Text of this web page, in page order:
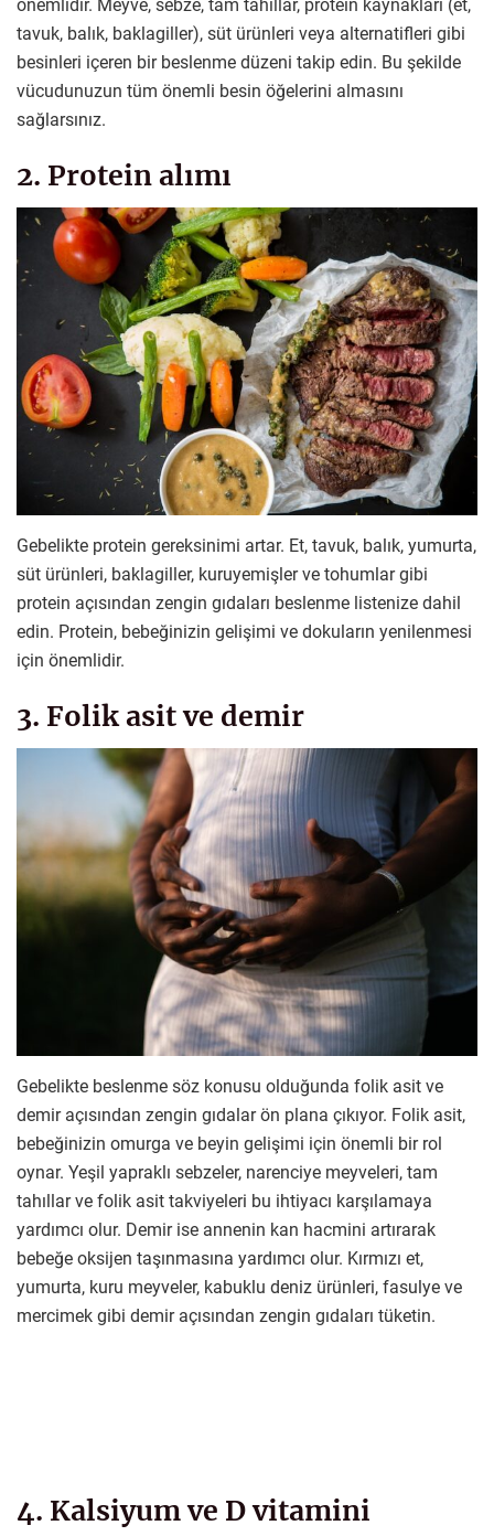
önemlidir. Meyve, sebze, tam tahıllar, protein kaynakları (et,
tavuk, balık, baklagiller), süt ürünleri veya alternatifleri gibi
besinleri içeren bir beslenme düzeni takip edin. Bu şekilde
vücudunuzun tüm önemli besin öğelerini almasını
sağlarsınız.
2. Protein alımı
Gebelikte protein gereksinimi artar. Et, tavuk, balık, yumurta,
süt ürünleri, baklagiller, kuruyemişler ve tohumlar gibi
protein açısından zengin gıdaları beslenme listenize dahil
edin. Protein, bebeğinizin gelişimi ve dokuların yenilenmesi
için önemlidir.
3. Folik asit ve demir
Gebelikte beslenme söz konusu olduğunda folik asit ve
demir açısından zengin gıdalar ön plana çıkıyor. Folik asit,
bebeğinizin omurga ve beyin gelişimi için önemli bir rol
oynar. Yeşil yapraklı sebzeler, narenciye meyveleri, tam
tahıllar ve folik asit takviyeleri bu ihtiyacı karşılamaya
yardımcı olur. Demir ise annenin kan hacmini artırarak
bebeğe oksijen taşınmasına yardımcı olur. Kırmızı et,
yumurta, kuru meyveler, kabuklu deniz ürünleri, fasulye ve
mercimek gibi demir açısından zengin gıdaları tüketin.
4. Kalsiyum ve D vitamini